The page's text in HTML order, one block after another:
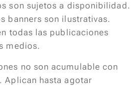
son sujetos a disponibilidad.
banners son ilustrativas.
todas las publicaciones
medios.
no son acumulable con
Aplican hasta agotar